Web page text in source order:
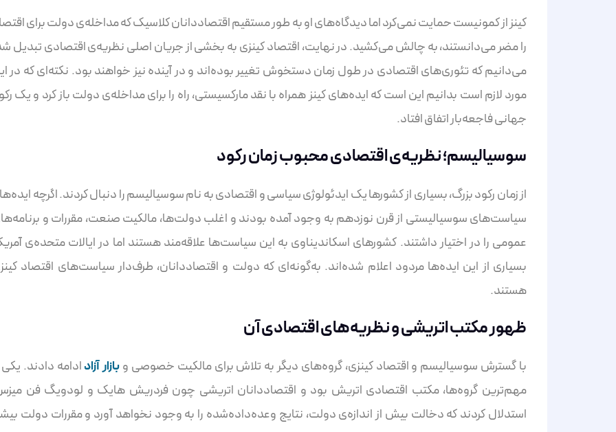
کینز از کمونیست حمایت نمی‌کرد اما دیدگاه‌های او به طور مستقیم اقتصاددانان کلاسیک که مداخله‌ی دولت برای
را مضر می‌دانستند، به چالش می‌کشید. در نهایت، اقتصاد کینزی به بخشی از جریان اصلی نظریه‌ی اقتصادی تبدیل
می‌دانیم که تئوری‌های اقتصادی در طول زمان دستخوش تغییر بوده‌اند و در آینده نیز خواهند بود. نکته‌ای که در
مورد لازم است بدانیم این است که ایده‌های کینز همراه با نقد مارکسیستی، راه را برای مداخله‌ی دولت باز کرد و یک
جهانی فاجعه‌بار اتفاق افتاد.
سوسیالیسم؛ نظریه‌ی اقتصادی محبوب زمان رکود
از زمان رکود بزرگ، بسیاری از کشورها یک ایدئولوژی سیاسی و اقتصادی به نام سوسیالیسم را دنبال کردند. اگرچه
سیاست‌های سوسیالیستی از قرن نوزدهم به وجود آمده بودند و اغلب دولت‌ها، مالکیت صنعت، مقررات و
عمومی را در اختیار داشتند. کشورهای اسکاندیناوی به این سیاست‌ها علاقه‌مند هستند اما در ایالات متحده‌ی
بسیاری از این ایده‌ها مردود اعلام شده‌اند. به‌گونه‌ای که دولت و اقتصاددانان، طرف‌دار سیاست‌های اقتصاد
هستند.
ظهور مکتب اتریشی و نظریه‌های اقتصادی آن
با گسترش سوسیالیسم و اقتصاد کینزی، گروه‌های دیگر به تلاش برای مالکیت خصوصی وبازار آزادادامه دادند. یکی
مهم‌ترین گروه‌ها، مکتب اقتصادی اتریش بود و اقتصاددانان اتریشی چون فردریش هایک و لودویگ فن
استدلال کردند که دخالت بیش از اندازه‌ی دولت، نتایج وعده‌داده‌شده را به وجود نخواهد آورد و مقررات دولت